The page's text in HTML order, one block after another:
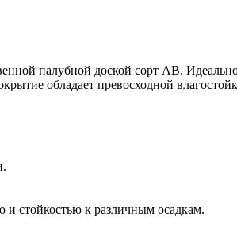
палубной доской сорт АВ.
обладает превосходной
и стойкостью к различным осадкам.